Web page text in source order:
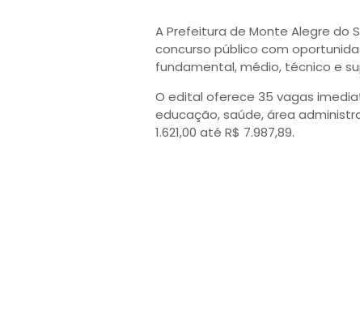
A Prefeitura de Monte Alegre do
concurso público com
fundamental, médio, técnico e
O edital oferece 35 vagas
educação, saúde, área
1.621,00 até R$ 7.987,89.